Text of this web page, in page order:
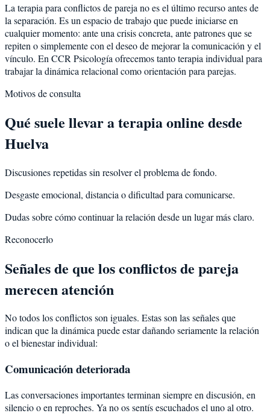
La terapia para conflictos de pareja no es el último recurso antes de
la separación. Es un espacio de trabajo que puede iniciarse en
cualquier momento: ante una crisis concreta, ante patrones que se
repiten o simplemente con el deseo de mejorar la comunicación y el
vínculo. En CCR Psicología ofrecemos tanto terapia individual para
trabajar la dinámica relacional como orientación para parejas.
Motivos de consulta
Qué suele llevar a terapia online desde
Huelva
Discusiones repetidas sin resolver el problema de fondo.
Desgaste emocional, distancia o dificultad para comunicarse.
Dudas sobre cómo continuar la relación desde un lugar más claro.
Reconocerlo
Señales de que los conflictos de pareja
merecen atención
No todos los conflictos son iguales. Estas son las señales que
indican que la dinámica puede estar dañando seriamente la relación
o el bienestar individual:
Comunicación deteriorada
Las conversaciones importantes terminan siempre en discusión, en
silencio o en reproches. Ya no os sentís escuchados el uno al otro.